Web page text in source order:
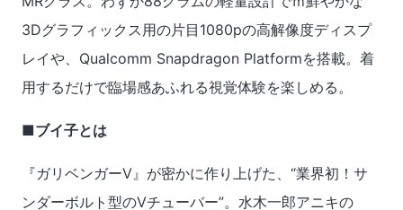
3Dグラフィックス用の片目1080pの高解像度ディスプ
レイや、Qualcomm Snapdragon Platformを搭載。着
用するだけで臨場感あふれる視覚体験を楽しめる。
■ブイ子とは
『ガリベンガーV』が密かに作り上げた、“業界初！サ
ンダーボルト型のVチューバー”。水木一郎アニキの